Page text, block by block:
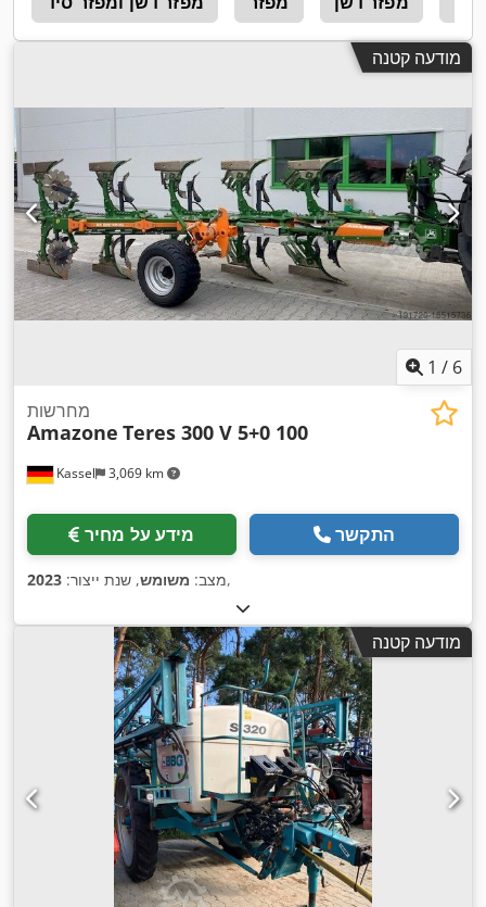
מודעה קטנה
1 / 6
Kassel 3,069 km
מחרשות
Amazone Teres 300 V 5+0 100
מידע על מחיר התקשר
מצב: משומש, שנת ייצור: 2023 ,
מודעה קטנה